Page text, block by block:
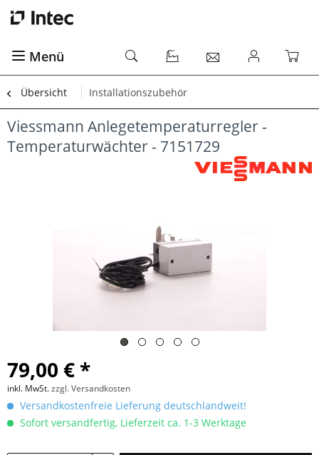
Menü
Übersicht Installationszubehör
Viessmann Anlegetemperaturregler -
Temperaturwächter - 7151729
79,00 € *
inkl. MwSt.zzgl. Versandkosten
Versandkostenfreie Lieferung deutschlandweit!
Sofort versandfertig, Lieferzeit ca. 1-3 Werktage